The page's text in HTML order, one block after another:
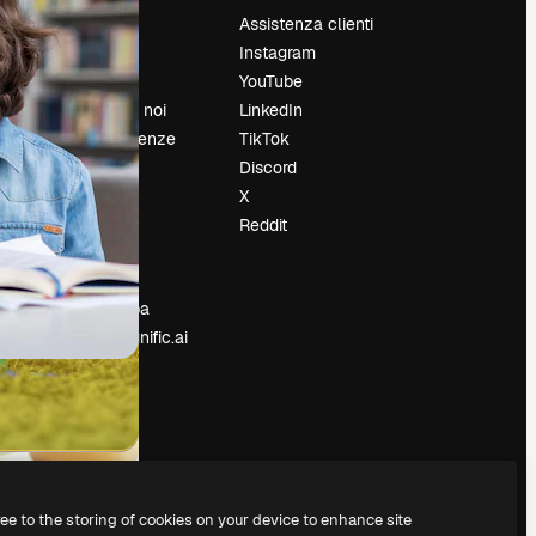
Prezzi
Chi siamo
Recensioni
Lavora con noi
Cerca tendenze
Blog
Eventi
Slidesgo
Vendi i tuoi
contenuti
Sala stampa
Cerchi magnific.ai
Assistenza clienti
Instagram
YouTube
LinkedIn
TikTok
Discord
X
Reddit
to the storing of cookies on your device to enhance site